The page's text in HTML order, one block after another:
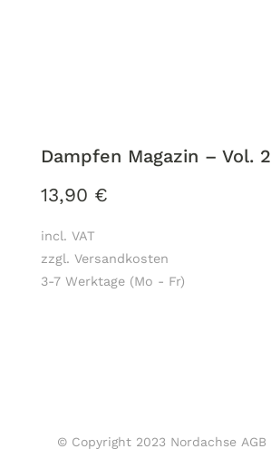
Dampfen Magazin – Vol. 2
13,90 €
incl. VAT
zzgl. Versandkosten
3-7 Werktage (Mo - Fr)
© Copyright 2023 Nordachse AGB